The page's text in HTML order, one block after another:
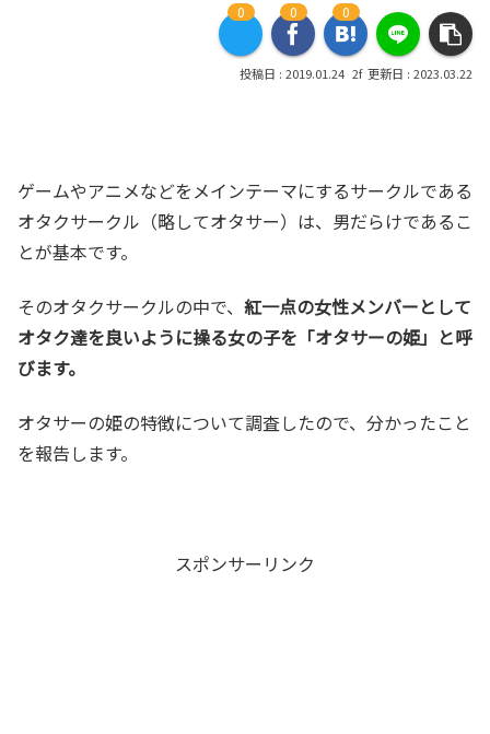
0 0 0
2019.01.24 2023.03.22
ゲームやアニメなどをメインテーマにするサークルである
オタクサークル（略してオタサー）は、男だらけであるこ
とが基本です。
そのオタクサークルの中で、 紅一点の女性メンバーとして
オタク達を良いように操る女の子を「オタサーの姫」と呼
びます。
オタサーの姫の特徴について調査したので、分かったこと
を報告します。
スポンサーリンク